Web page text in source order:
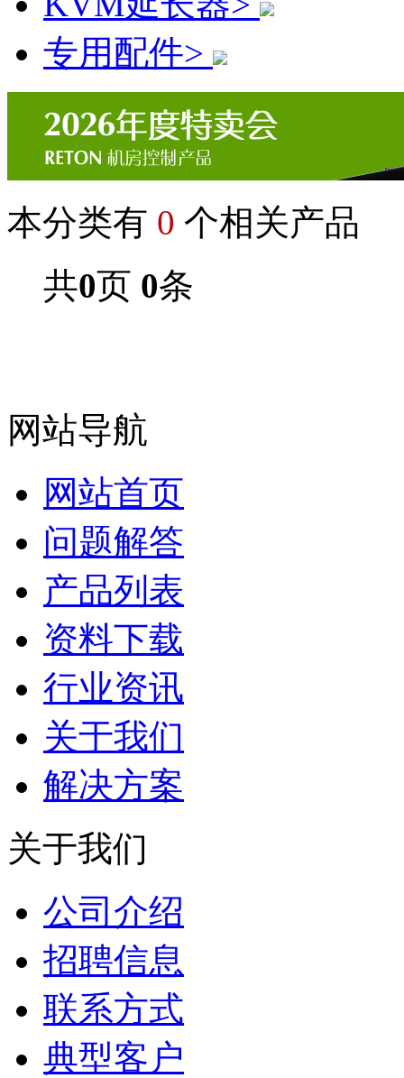
专用配件>
本分类有 0 个相关产品
共0页 0条
网站导航
网站首页
问题解答
产品列表
资料下载
行业资讯
关于我们
解决方案
关于我们
公司介绍
招聘信息
联系方式
典型客户